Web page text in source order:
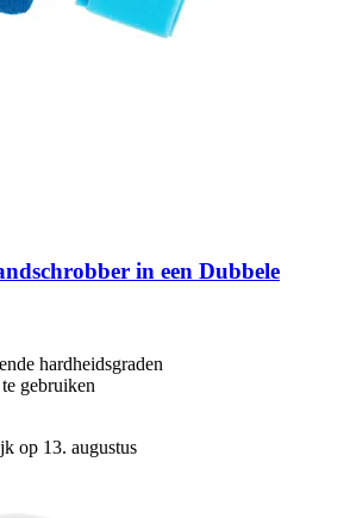
in een Dubbele
hardheidsgraden
gebruiken
op 13. augustus